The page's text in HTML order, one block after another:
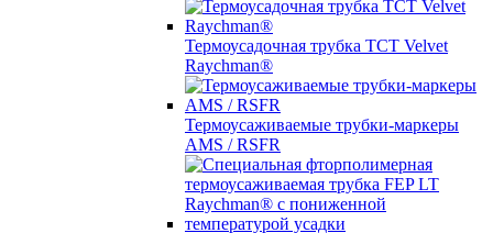
Термоусадочная трубка TCT Velvet
Raychman®
Термоусаживаемые трубки-маркеры
AMS / RSFR